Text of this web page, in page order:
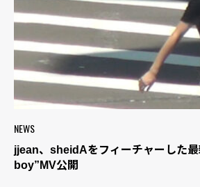
NEWS
jjean、sheidAをフィーチャーした
boy”MV公開